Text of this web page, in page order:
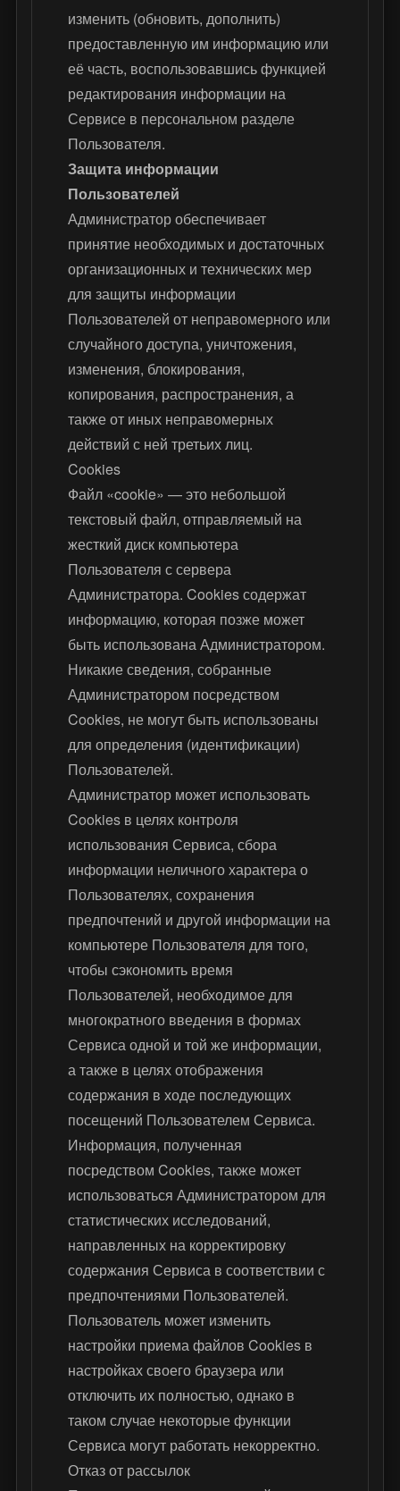
изменить (обновить, дополнить)
предоставленную им информацию или
её часть, воспользовавшись функцией
редактирования информации на
Сервисе в персональном разделе
Пользователя.
Защита информации
Пользователей
Администратор обеспечивает
принятие необходимых и достаточных
организационных и технических мер
для защиты информации
Пользователей от неправомерного или
случайного доступа, уничтожения,
изменения, блокирования,
копирования, распространения, а
также от иных неправомерных
действий с ней третьих лиц.
Cookies
Файл «cookie» — это небольшой
текстовый файл, отправляемый на
жесткий диск компьютера
Пользователя с сервера
Администратора. Cookies содержат
информацию, которая позже может
быть использована Администратором.
Никакие сведения, собранные
Администратором посредством
Cookies, не могут быть использованы
для определения (идентификации)
Пользователей.
Администратор может использовать
Cookies в целях контроля
использования Сервиса, сбора
информации неличного характера о
Пользователях, сохранения
предпочтений и другой информации на
компьютере Пользователя для того,
чтобы сэкономить время
Пользователей, необходимое для
многократного введения в формах
Сервиса одной и той же информации,
а также в целях отображения
содержания в ходе последующих
посещений Пользователем Сервиса.
Информация, полученная
посредством Cookies, также может
использоваться Администратором для
статистических исследований,
направленных на корректировку
содержания Сервиса в соответствии с
предпочтениями Пользователей.
Пользователь может изменить
настройки приема файлов Cookies в
настройках своего браузера или
отключить их полностью, однако в
таком случае некоторые функции
Сервиса могут работать некорректно.
Отказ от рассылок